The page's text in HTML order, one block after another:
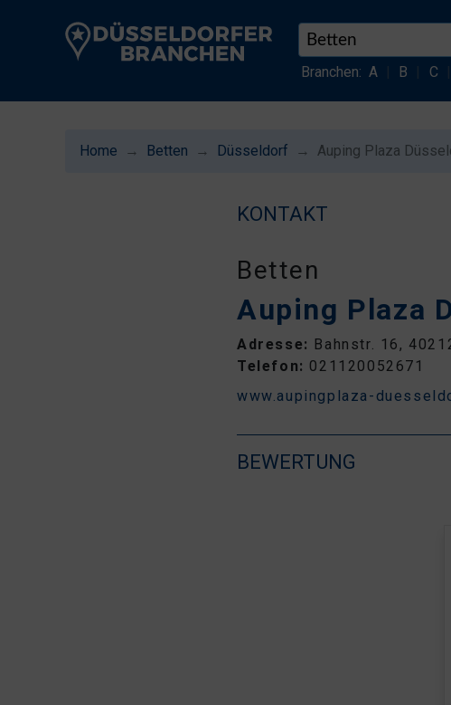
Branchen: A B C
Home Betten Düsseldorf Auping Plaza
KONTAKT
Betten
Auping Plaza
Adresse: Bahnstr. 16,
Telefon: 021120052671
www.aupingplaza-
BEWERTUNG